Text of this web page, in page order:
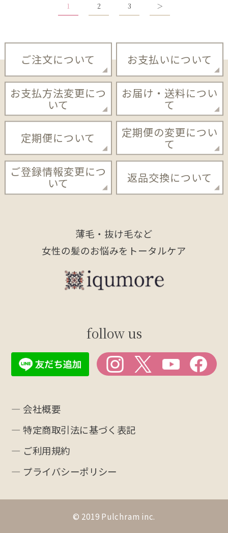
1 2 3 ＞
ご注文について お支払いについて
お支払方法変更につ
いて
お届け・送料につい
て
定期便について 定期便の変更につい
て
ご登録情報変更につ
いて 返品交換について
薄毛・抜け毛など
女性の髪のお悩みをトータルケア
follow us
― 会社概要
― 特定商取引法に基づく表記
― ご利用規約
― プライバシーポリシー
© 2019 Pulchram inc.